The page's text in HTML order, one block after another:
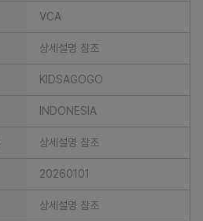
VCA
상세설명 참조
KIDSAGOGO
INDONESIA
상세설명 참조
20260101
상세설명 참조